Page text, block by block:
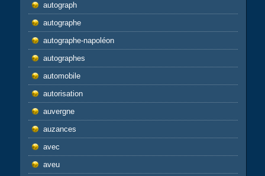
autograph
autographe
autographe-napoléon
autographes
automobile
autorisation
auvergne
auzances
avec
aveu